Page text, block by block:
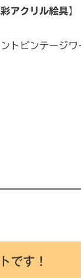
アクリル絵具】
ントビンテー
です！